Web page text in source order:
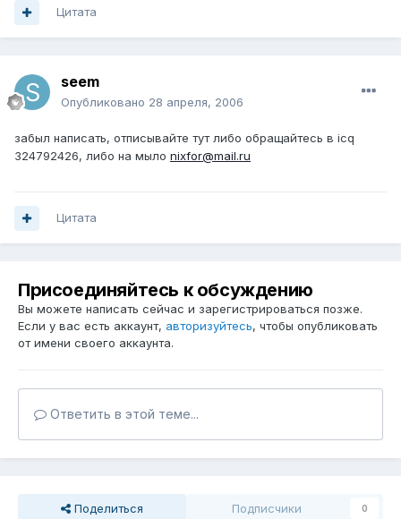
Цитата
seem
Опубликовано 28 апреля, 2006
забыл написать, отписывайте тут либо обращайтесь в icq
324792426, либо на мыло nixfor@mail.ru
Цитата
Присоединяйтесь к обсуждению
Вы можете написать сейчас и зарегистрироваться позже.
Если у вас есть аккаунт, авторизуйтесь, чтобы опубликовать
от имени своего аккаунта.
Ответить в этой теме...
Поделиться Подписчики 0